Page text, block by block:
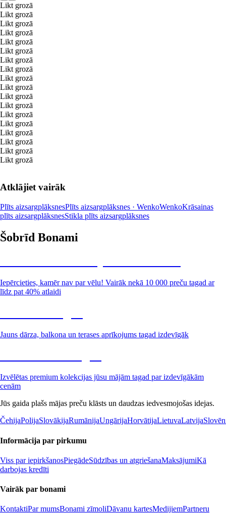
Likt grozā
Likt grozā
Likt grozā
Likt grozā
Likt grozā
Likt grozā
Likt grozā
Likt grozā
Likt grozā
Likt grozā
Likt grozā
Likt grozā
Likt grozā
Likt grozā
Likt grozā
Likt grozā
Likt grozā
Likt grozā
Atklājiet vairāk
Plīts aizsargplāksnesPlīts aizsargplāksnes · WenkoWenkoKrāsainas
plīts aizsargplāksnesStikla plīts aizsargplāksnes
Šobrīd Bonami
Iepērcieties, kamēr nav par vēlu! Vairāk nekā 10 000 preču tagad ar
līdz pat 40% atlaidi
Jauns dārza, balkona un terases aprīkojums tagad izdevīgāk
Izvēlētas premium kolekcijas jūsu mājām tagad par izdevīgākām
cenām
Jūs gaida plašs mājas preču klāsts un daudzas iedvesmojošas idejas.
ČehijaPolijaSlovākijaRumānijaUngārijaHorvātijaLietuvaLatvija
Informācija par pirkumu
Viss par iepirkšanosPiegādeSūdzības un atgriešanaMaksājumiKā
darbojas kredīti
Vairāk par bonami
KontaktiPar mumsBonami zīmoliDāvanu kartesMedijiemPartneru